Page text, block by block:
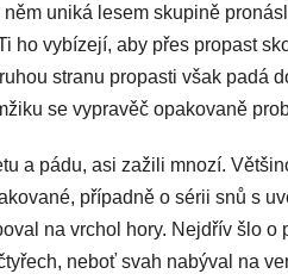
uniká lesem skupině
ho vybízejí, aby přes propast
stranu propasti však padá
se vypravěč opakovaně
a pádu, asi zažili mnozí.
případně o sérii snů s
na vrchol hory. Nejdřív šlo
neboť svah nabýval na